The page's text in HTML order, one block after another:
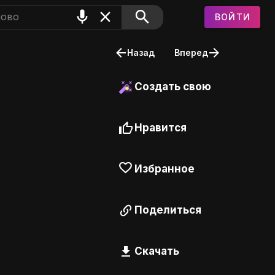
ВОЙТИ
Назад Вперед
Создать свою
Нравится
Избранное
Поделиться
Скачать